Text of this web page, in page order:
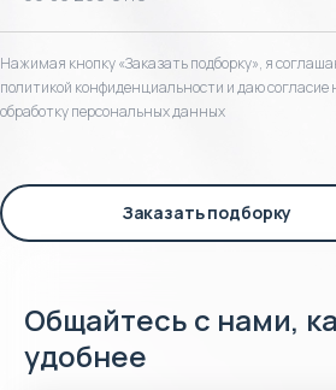
Нажимая кнопку «Заказать подборку», я
политикой конфиденциальности и даю согласие
обработку персональных данных
Заказать подборку
Общайтесь с нами,
удобнее